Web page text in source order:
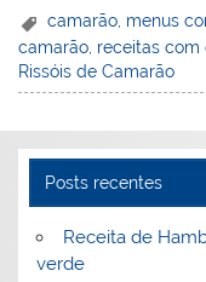
er
e
st
k
e
dI
c
e
b
o
k
camarão, menus
camarão receitas com
Rissóis de Camarão
Posts recentes
Receita de
verde